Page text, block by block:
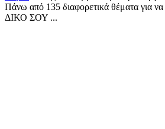
Πάνω από 135 διαφορετικά θέματα για
ΔΙΚΟ ΣΟΥ ...